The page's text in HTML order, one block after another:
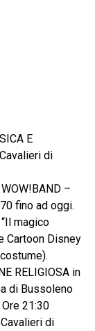
E
di
–
fino ad oggi.
magico
Cartoon Disney
RELIGIOSA in
di Bussoleno
21:30
di